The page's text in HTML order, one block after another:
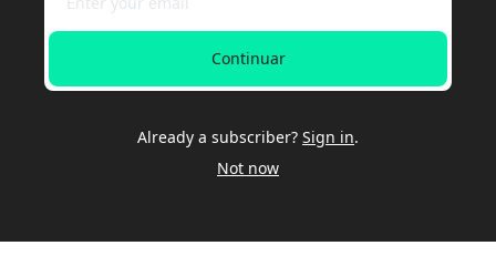
Continuar
Already a subscriber? Sign in.
Not now